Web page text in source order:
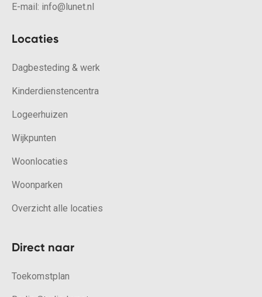
E-mail: info@lunet.nl
Locaties
Dagbesteding & werk
Kinderdienstencentra
Logeerhuizen
Wijkpunten
Woonlocaties
Woonparken
Overzicht alle locaties
Direct naar
Toekomstplan